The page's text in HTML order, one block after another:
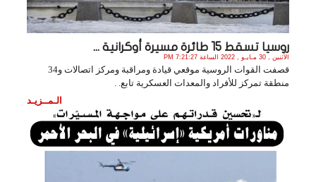
روسيا تسقط 15 طائرة مسيرة أوكرانية ...
الأثنين , 30 مـايـو , 2022 الساعة 7:21:27 PM
قصفت القوات الروسية موقعي قيادة ومراقبة ومركز اتصالات و34
منطقة تمركز للأفراد والمعدات العسكرية تابع. .
الـمــزيـد